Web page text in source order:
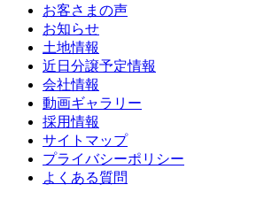
お客さまの声
お知らせ
土地情報
近日分譲予定情報
会社情報
動画ギャラリー
採用情報
サイトマップ
プライバシーポリシー
よくある質問